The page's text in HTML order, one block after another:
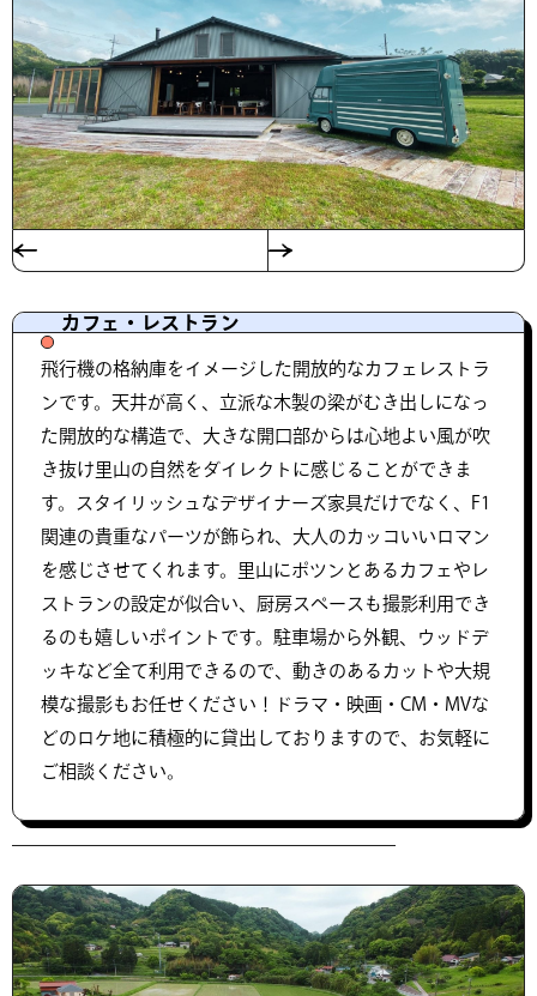
カフェ・レストラン
飛行機の格納庫をイメージした開放的なカフェレストラ
ンです。天井が高く、立派な木製の梁がむき出しになっ
た開放的な構造で、大きな開口部からは心地よい風が吹
き抜け里山の自然をダイレクトに感じることができま
す。スタイリッシュなデザイナーズ家具だけでなく、F1
関連の貴重なパーツが飾られ、大人のカッコいいロマン
を感じさせてくれます。里山にポツンとあるカフェやレ
ストランの設定が似合い、厨房スペースも撮影利用でき
るのも嬉しいポイントです。駐車場から外観、ウッドデ
ッキなど全て利用できるので、動きのあるカットや大規
模な撮影もお任せください！ドラマ・映画・CM・MVな
どのロケ地に積極的に貸出しておりますので、お気軽に
ご相談ください。